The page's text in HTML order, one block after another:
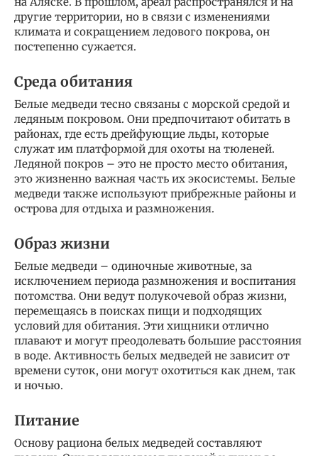
другие территории, но в связи с изменениями
климата и сокращением ледового покрова, он
постепенно сужается.
Среда обитания
Белые медведи тесно связаны с морской средой и
ледяным покровом. Они предпочитают обитать в
районах, где есть дрейфующие льды, которые
служат им платформой для охоты на тюленей.
Ледяной покров – это не просто место обитания,
это жизненно важная часть их экосистемы. Белые
медведи также используют прибрежные районы и
острова для отдыха и размножения.
Образ жизни
Белые медведи – одиночные животные, за
исключением периода размножения и воспитания
потомства. Они ведут полукочевой образ жизни,
перемещаясь в поисках пищи и подходящих
условий для обитания. Эти хищники отлично
плавают и могут преодолевать большие расстояния
в воде. Активность белых медведей не зависит от
времени суток, они могут охотиться как днем, так
и ночью.
Питание
Основу рациона белых медведей составляют